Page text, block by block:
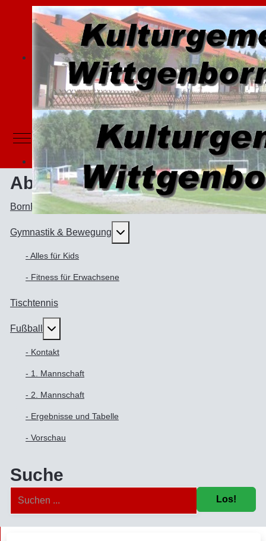
Mobile Menu Toggle
Abteilungen
BornBörner - Karnevalsabteilung
Gymnastik & Bewegung Weitere Informationen:
- Alles für Kids
- Fitness für Erwachsene
Tischtennis
Fußball Weitere Informationen: Fußball
- Kontakt
- 1. Mannschaft
- 2. Mannschaft
- Ergebnisse und Tabelle
- Vorschau
Suche
Los!